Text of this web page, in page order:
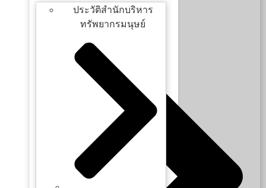
EN TH
ประวัติความเป็นมา
ประวัติสำนักบริหาร
ทรัพยากรมนุษย์